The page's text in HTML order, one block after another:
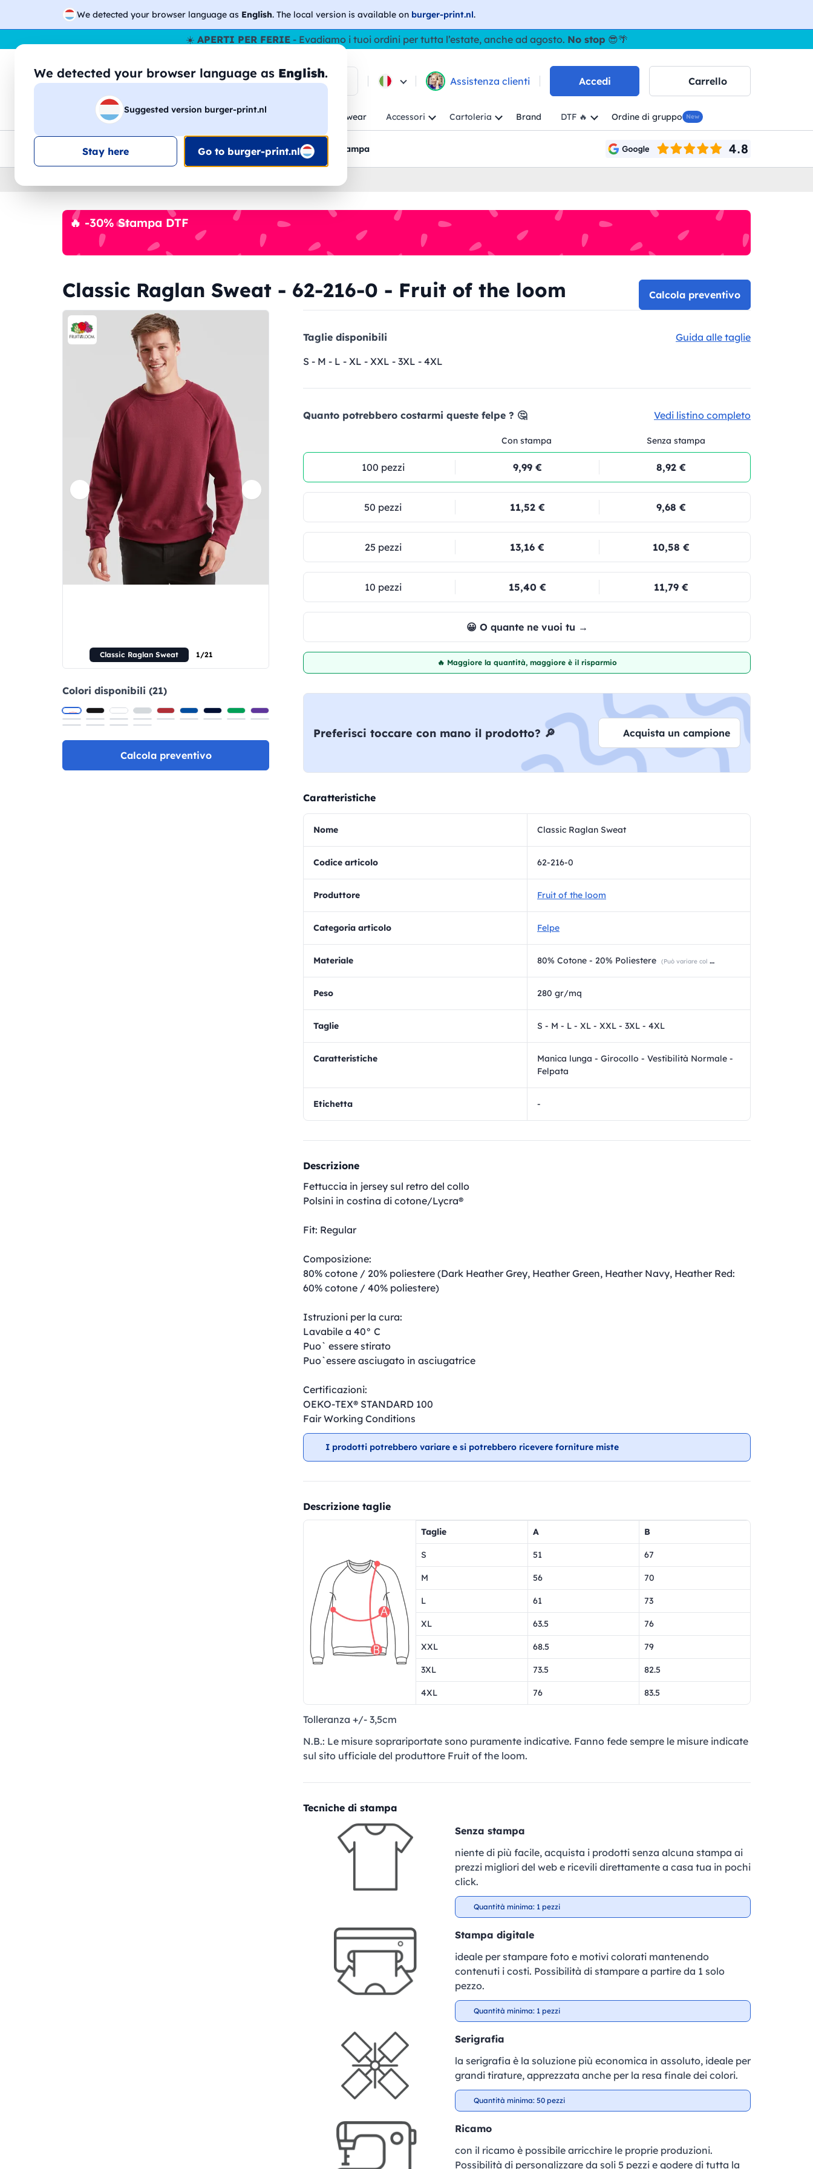
We detected your browser language as English. The local version is available on burger-print.nl.
We detected your browser language as English.
Suggested version burger-print.nl
Stay here Go to burger-print.nl
☀️ APERTI PER FERIE- Evadiamo i tuoi ordini per tutta l’estate, anche ad agosto. No stop 😎🌴
🔎 Cerca tra i prodotti Assistenza clienti Accedi Carrello
Magliette Felpe Uomo Donna Workwear Accessori Cartoleria Brand DTF 🔥 Ordine di gruppo New
Consegna gratis Sconti quantitàAssistenza clientiBozzetti pre-stampa
🔥 -30% Stampa DTF
Classic Raglan Sweat - 62-216-0 - Fruit of the loom Calcola preventivo
Classic Raglan Sweat 1/21
Colori disponibili (21)
Calcola preventivo
Taglie disponibili
Guida alle taglie
S - M - L - XL - XXL - 3XL - 4XL
Quanto potrebbero costarmi queste felpe ? 🤔 Vedi listino completo
Con stampa Senza stampa
100 pezzi 9,99 € 8,92 €
50 pezzi 11,52 € 9,68 €
25 pezzi 13,16 € 10,58 €
10 pezzi 15,40 € 11,79 €
😀 O quante ne vuoi tu →
🔥 Maggiore la quantità, maggiore è il risparmio
Preferisci toccare con mano il prodotto? 🔎 Acquista un campione
Caratteristiche
Nome Classic Raglan Sweat
Codice articolo 62-216-0
Produttore Fruit of the loom
Categoria articolo Felpe
materiale 80% Cotone - 20% Poliestere (Può variare col colore)
Peso 280 gr/mq
Taglie S - M - L - XL - XXL - 3XL - 4XL
Caratteristiche
Manica lunga - Girocollo - Vestibilità Normale -
Felpata
Etichetta -
Descrizione
Fettuccia in jersey sul retro del collo
Polsini in costina di cotone/Lycra®
Fit: Regular
Composizione:
80% cotone / 20% poliestere (Dark Heather Grey, Heather Green, Heather Navy, Heather Red:
60% cotone / 40% poliestere)
Istruzioni per la cura:
Lavabile a 40° C
Puo` essere stirato
Puo`essere asciugato in asciugatrice
Certificazioni:
OEKO-TEX® STANDARD 100
Fair Working Conditions
I prodotti potrebbero variare e si potrebbero ricevere forniture miste
Descrizione taglie
Taglie A B
S 51 67
M 56 70
L 61 73
XL 63.5 76
XXL 68.5 79
3XL 73.5 82.5
4XL 76 83.5
Tolleranza +/- 3,5cm
N.B.: Le misure soprariportate sono puramente indicative. Fanno fede sempre le misure indicate
sul sito ufficiale del produttore Fruit of the loom.
Tecniche di stampa
Senza stampa
niente di più facile, acquista i prodotti senza alcuna stampa ai
prezzi migliori del web e ricevili direttamente a casa tua in pochi
click.
Quantità minima: 1 pezzi
Stampa digitale
ideale per stampare foto e motivi colorati mantenendo
contenuti i costi. Possibilità di stampare a partire da 1 solo
pezzo.
Quantità minima: 1 pezzi
Serigrafia
la serigrafia è la soluzione più economica in assoluto, ideale per
grandi tirature, apprezzata anche per la resa finale dei colori.
Quantità minima: 50 pezzi
Ricamo
con il ricamo è possibile arricchire le proprie produzioni.
Possibilità di personalizzare da soli 5 pezzi e godere di tutta la